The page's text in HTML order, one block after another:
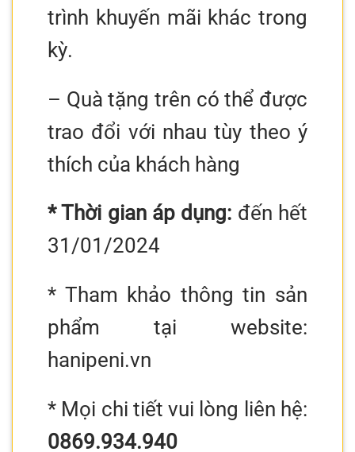
trình khuyến mãi khác trong
kỳ.
– Quà tặng trên có thể được
trao đổi với nhau tùy theo ý
thích của khách hàng
* Thời gian áp dụng: đến hết
31/01/2024
* Tham khảo thông tin sản
phẩm tại website:
hanipeni.vn
* Mọi chi tiết vui lòng liên hệ:
0869.934.940